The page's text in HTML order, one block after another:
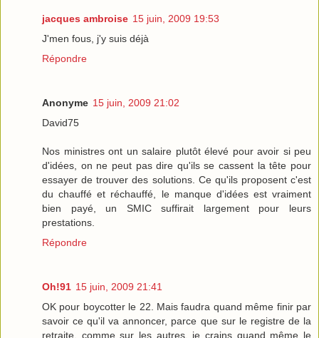
jacques ambroise 15 juin, 2009 19:53
J'men fous, j'y suis déjà
Répondre
Anonyme 15 juin, 2009 21:02
David75
Nos ministres ont un salaire plutôt élevé pour avoir si peu
d'idées, on ne peut pas dire qu'ils se cassent la tête pour
essayer de trouver des solutions. Ce qu'ils proposent c'est
du chauffé et réchauffé, le manque d'idées est vraiment
bien payé, un SMIC suffirait largement pour leurs
prestations.
Répondre
Oh!91 15 juin, 2009 21:41
OK pour boycotter le 22. Mais faudra quand même finir par
savoir ce qu'il va annoncer, parce que sur le registre de la
retraite, comme sur les autres, je crains quand même le